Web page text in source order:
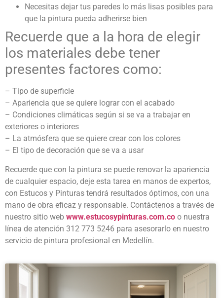
Necesitas dejar tus paredes lo más lisas posibles para
que la pintura pueda adherirse bien
Recuerde que a la hora de elegir
los materiales debe tener
presentes factores como:
– Tipo de superficie
– Apariencia que se quiere lograr con el acabado
– Condiciones climáticas según si se va a trabajar en
exteriores o interiores
– La atmósfera que se quiere crear con los colores
– El tipo de decoración que se va a usar
Recuerde que con la pintura se puede renovar la apariencia
de cualquier espacio, deje esta tarea en manos de expertos,
con Estucos y Pinturas tendrá resultados óptimos, con una
mano de obra eficaz y responsable. Contáctenos a través de
nuestro sitio web www.estucosypinturas.com.co o nuestra
línea de atención 312 773 5246 para asesorarlo en nuestro
servicio de pintura profesional en Medellín.